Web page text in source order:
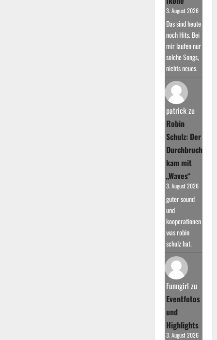
3. August 2026
Das sind heute
noch Hits. Bei
mir laufen nur
solche Songs,
nichts neues.
patrickzu
Robin
Schulz: Der
Durchbruch
kam mit
„Waves“
3. August 2026
guter sound
und
kooperationen
was robin
schulz hat.
Funngirl zu
Eventfotos
und
Highlights
3. August 2026